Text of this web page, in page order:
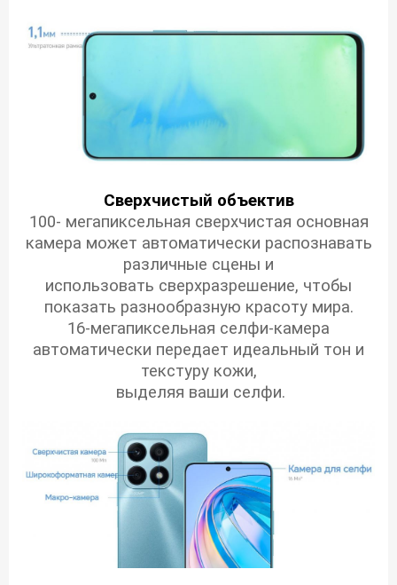
Сверхчистый объектив
100- мегапиксельная сверхчистая основная
камера может автоматически распознавать
различные сцены и
использовать сверхразрешение, чтобы
показать разнообразную красоту мира.
16-мегапиксельная селфи-камера
автоматически передает идеальный тон и
текстуру кожи,
выделяя ваши селфи.